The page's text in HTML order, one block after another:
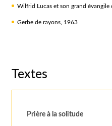
Wilfrid Lucas et son grand évangile
Gerbe de rayons, 1963
Textes
Prière à la solitude